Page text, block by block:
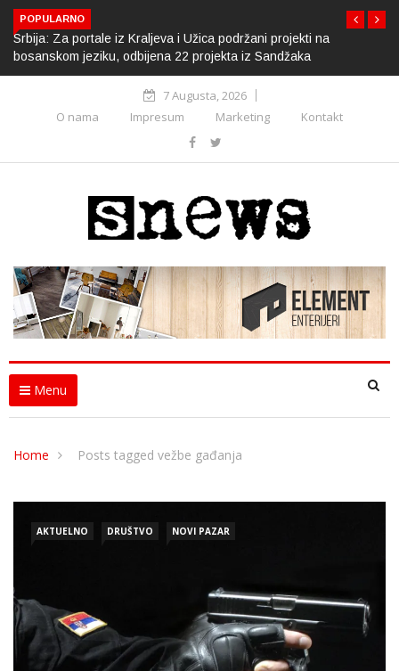
POPULARNO
Srbija: Za portale iz Kraljeva i Užica podržani projekti na
bosanskom jeziku, odbijena 22 projekta iz Sandžaka
7 Augusta, 2026
O nama
Impresum Marketing Kontakt
Menu
Home Posts tagged vežbe gađanja
AKTUELNO DRUŠTVO NOVI PAZAR